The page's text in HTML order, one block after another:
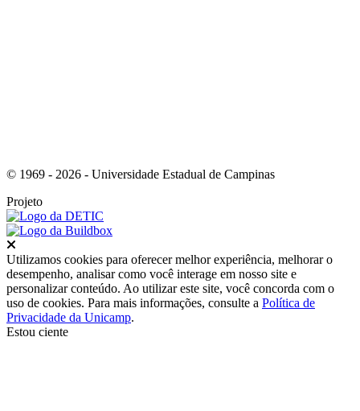
© 1969 - 2026 - Universidade Estadual de Campinas
Projeto
Utilizamos cookies para oferecer melhor experiência, melhorar o
desempenho, analisar como você interage em nosso site e
personalizar conteúdo. Ao utilizar este site, você concorda com o
uso de cookies. Para mais informações, consulte a Política de
Privacidade da Unicamp.
Estou ciente